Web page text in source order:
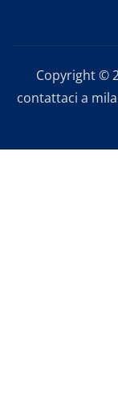
Copyright ©
contattaci a